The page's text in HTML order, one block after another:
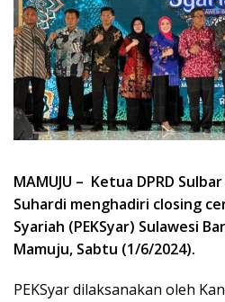
MAMUJU – Ketua DPRD
Suhardi menghadiri closing
Syariah (PEKSyar) Sulawesi
Mamuju, Sabtu (1/6/2024).
PEKSyar dilaksanakan oleh